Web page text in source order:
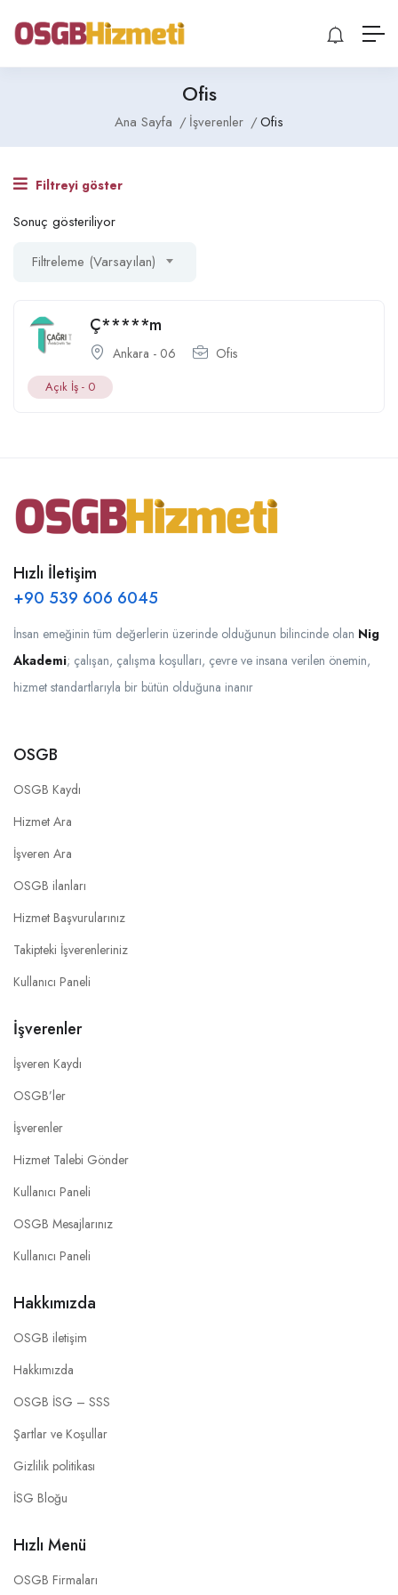
Ofis
Ana Sayfa İşverenler Ofis
Filtreyi göster
Sonuç gösteriliyor
Filtreleme (Varsayılan)
Ç*****m
Ankara - 06 Ofis
Açık İş - 0
Hızlı İletişim
+90 539 606 6045
İnsan emeğinin tüm değerlerin üzerinde olduğunun bilincinde olan Nig
Akademi; çalışan, çalışma koşulları, çevre ve insana verilen önemin,
hizmet standartlarıyla bir bütün olduğuna inanır
OSGB
OSGB Kaydı
Hizmet Ara
İşveren Ara
OSGB ilanları
Hizmet Başvurularınız
Takipteki İşverenleriniz
Kullanıcı Paneli
İşverenler
İşveren Kaydı
OSGB’ler
İşverenler
Hizmet Talebi Gönder
Kullanıcı Paneli
OSGB Mesajlarınız
Kullanıcı Paneli
Hakkımızda
OSGB iletişim
Hakkımızda
OSGB İSG – SSS
Şartlar ve Koşullar
Gizlilik politikası
İSG Bloğu
Hızlı Menü
OSGB Firmaları